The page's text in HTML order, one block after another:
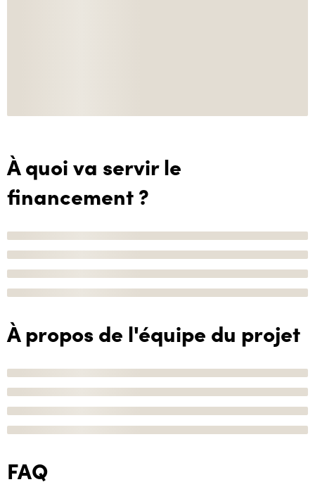
À quoi va servir le
financement ?
À propos de l'équipe du projet
FAQ